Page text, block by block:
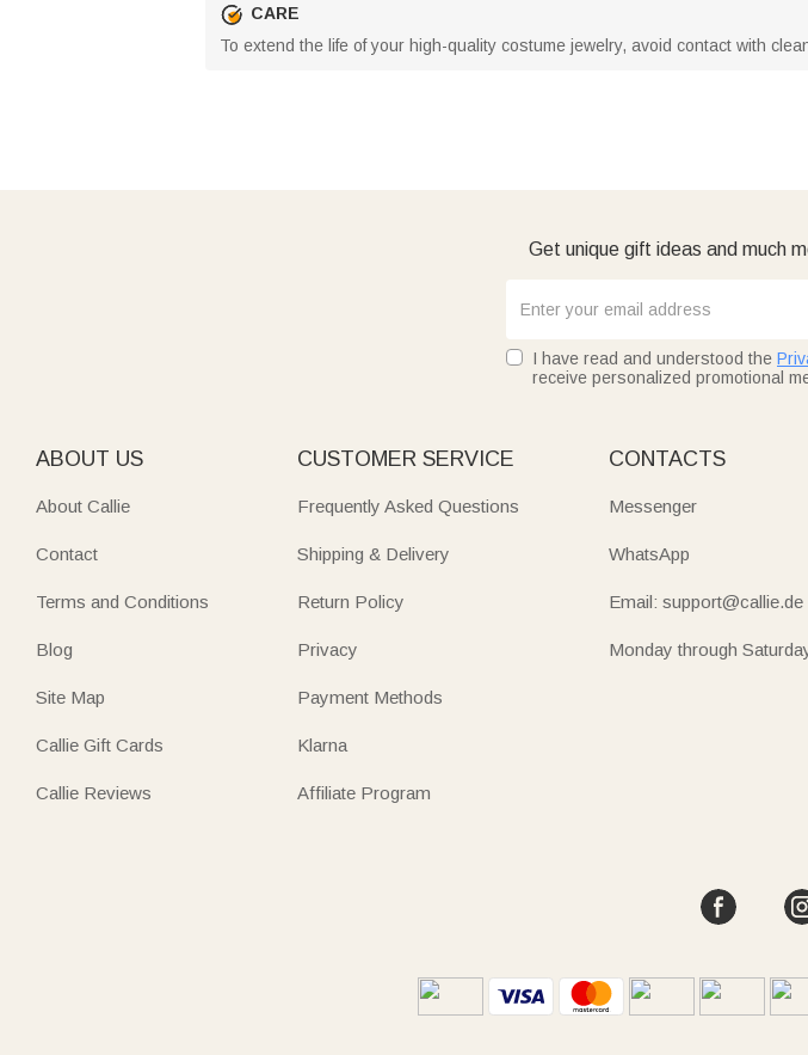
CARE
To extend the life of your high-quality costume jewelry, avoid contact with
Get unique gift ideas and much
I have read and understood the
receive personalized promotional
ABOUT US
About Callie
Contact
Terms and Conditions
Blog
Site Map
Callie Gift Cards
Callie Reviews
CUSTOMER SERVICE
Frequently Asked Questions
Shipping & Delivery
Return Policy
Privacy
Payment Methods
Klarna
Affiliate Program
CONTACTS
Messenger
WhatsApp
Email: support@callie.de
Monday through